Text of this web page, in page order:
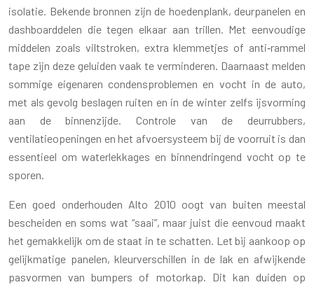
isolatie. Bekende bronnen zijn de hoedenplank, deurpanelen en
dashboarddelen die tegen elkaar aan trillen. Met eenvoudige
middelen zoals viltstroken, extra klemmetjes of anti‑rammel
tape zijn deze geluiden vaak te verminderen. Daarnaast melden
sommige eigenaren condensproblemen en vocht in de auto,
met als gevolg beslagen ruiten en in de winter zelfs ijsvorming
aan de binnenzijde. Controle van de deurrubbers,
ventilatieopeningen en het afvoersysteem bij de voorruit is dan
essentieel om waterlekkages en binnendringend vocht op te
sporen.
Een goed onderhouden Alto 2010 oogt van buiten meestal
bescheiden en soms wat “saai”, maar juist die eenvoud maakt
het gemakkelijk om de staat in te schatten. Let bij aankoop op
gelijkmatige panelen, kleurverschillen in de lak en afwijkende
pasvormen van bumpers of motorkap. Dit kan duiden op